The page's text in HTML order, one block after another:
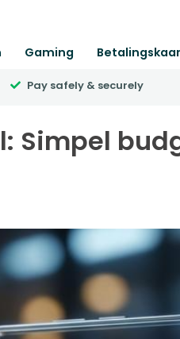
Gaming
Pay safely & securely
Simpel